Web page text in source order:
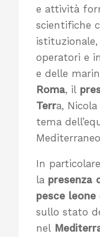
e attività
scientifiche
istituzionale,
operatori e
e delle
Roma, il
Terra, Nicola
tema
In
la presenza
pesce leone
sullo stato
nel